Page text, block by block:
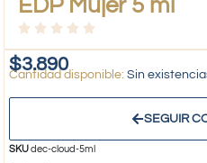
EDP Mujer 5 ml
$3.890 Sin
SEGUIR
SKUdec-cloud-5ml